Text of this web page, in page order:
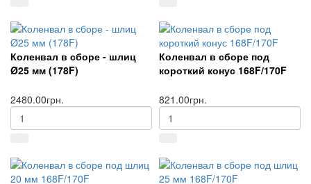
Коленвал в сборе - шлиц
Ø25 мм (178F)
2480.00грн.
Коленвал в сборе под
короткий конус 168F/170F
821.00грн.